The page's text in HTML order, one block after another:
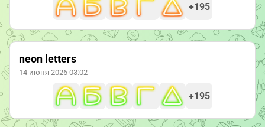
+195
neon letters
14 июня 2026 03:02
+195